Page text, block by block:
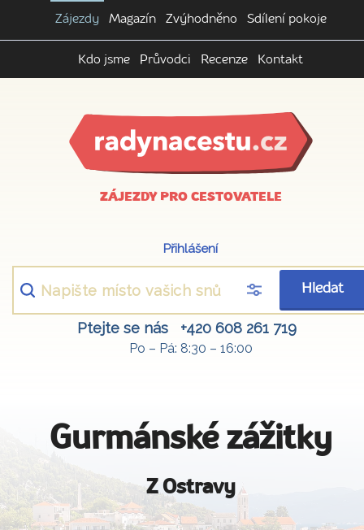
Zájezdy Magazín Zvýhodněno Sdílení pokoje
Kdo jsme Průvodci Recenze Kontakt
ZÁJEZDY PRO CESTOVATELE
Přihlášení
Hledat
Ptejte se nás +420 608 261 719
Po – Pá: 8:30 – 16:00
Gurmánské zážitky
Z Ostravy